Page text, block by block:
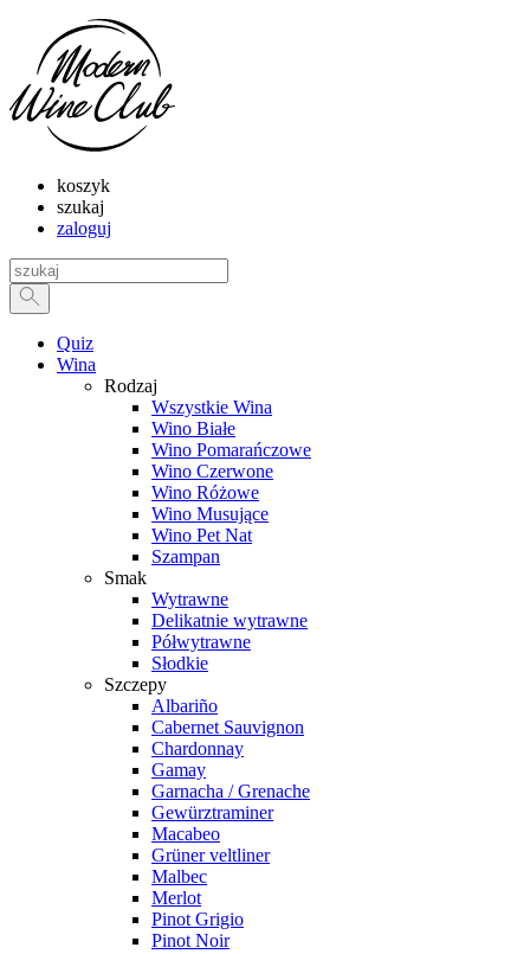
koszyk
szukaj
zaloguj
Quiz
Wina
Rodzaj
Wszystkie Wina
Wino Białe
Wino Pomarańczowe
Wino Czerwone
Wino Różowe
Wino Musujące
Wino Pet Nat
Szampan
Smak
Wytrawne
Delikatnie wytrawne
Półwytrawne
Słodkie
Szczepy
Albariño
Cabernet Sauvignon
Chardonnay
Gamay
Garnacha / Grenache
Gewürztraminer
Macabeo
Grüner veltliner
Malbec
Merlot
Pinot Grigio
Pinot Noir